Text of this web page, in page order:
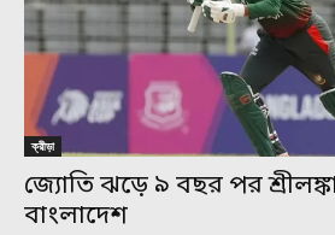
ক্রীড়া
জ্যোতি ঝড়ে ৯ বছর পর
বাংলাদেশ